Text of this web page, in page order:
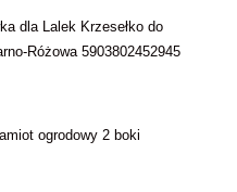
dla Lalek Krzesełko do
Różowa 5903802452945
ogrodowy 2 boki